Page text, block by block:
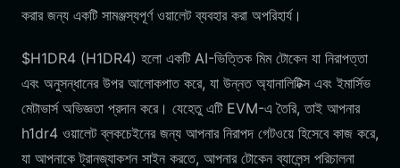
করার জন্য একটি সামঞ্জস্যপূর্ণ ওয়ালেট ব্যবহার করা অপরিহার্য।
$H1DR4 (H1DR4) হলো একটি AI-ভিত্তিক মিম টোকেন যা নিরাপত্তা
এবং অনুসন্ধানের উপর আলোকপাত করে, যা উন্নত অ্যানালিটিক্স এবং ইমার্সিভ
মেটাভার্স অভিজ্ঞতা প্রদান করে। যেহেতু এটি EVM-এ তৈরি, তাই আপনার
h1dr4 ওয়ালেট ব্লকচেইনের জন্য আপনার নিরাপদ গেটওয়ে হিসেবে কাজ করে,
যা আপনাকে ট্রানজ্যাকশন সাইন করতে, আপনার টোকেন ব্যালেন্স পরিচালনা